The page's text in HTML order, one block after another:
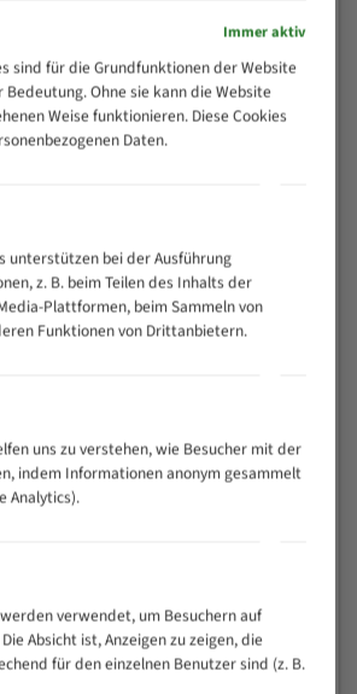
3/4
2/3
1,25
gegen Zahnbruch auch bei
(Materialmischung,
hochlegiertem Federstahl
Immer aktiv
sind für die Grundfunktionen der Website
Ohne sie kann die Website
Weise funktionieren. Diese Cookies
Daten.
unterstützen bei der Ausführung
z. B. beim Teilen des Inhalts der
Plattformen, beim Sammeln von
Funktionen von Drittanbietern.
uns zu verstehen, wie Besucher mit der
indem Informationen anonym gesammelt
Analytics).
verwendet, um Besuchern auf
Absicht ist, Anzeigen zu zeigen, die
für den einzelnen Benutzer sind (z. B.